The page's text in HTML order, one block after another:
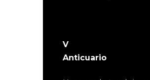
V
Anticuario